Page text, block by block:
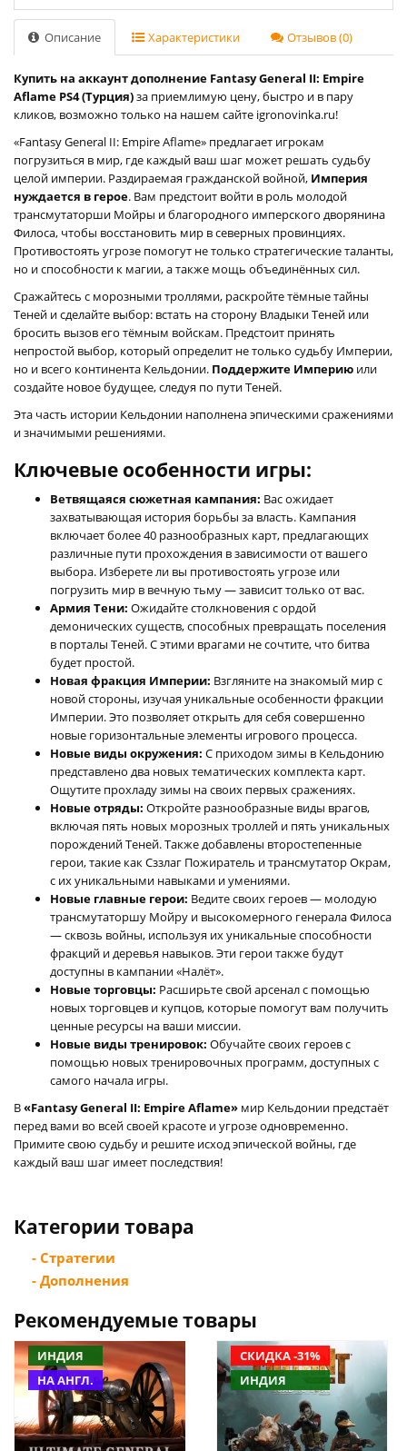
Описание Характеристики Отзывов (0)
Купить на аккаунт дополнение Fantasy General II: Empire
Aflame PS4 (Турция)за приемлимую цену, быстро и в пару
кликов, возможно только на нашем сайте igronovinka.ru!
«Fantasy General II: Empire Aflame» предлагает игрокам
погрузиться в мир, где каждый ваш шаг может решать судьбу
целой империи. Раздираемая гражданской войной, Империя
нуждается в герое. Вам предстоит войти в роль молодой
трансмутаторши Мойры и благородного имперского дворянина
Филоса, чтобы восстановить мир в северных провинциях.
Противостоять угрозе помогут не только стратегические таланты,
но и способности к магии, а также мощь объединённых сил.
Сражайтесь с морозными троллями, раскройте тёмные тайны
Теней и сделайте выбор: встать на сторону Владыки Теней или
бросить вызов его тёмным войскам. Предстоит принять
непростой выбор, который определит не только судьбу Империи,
но и всего континента Кельдонии. Поддержите Империю или
создайте новое будущее, следуя по пути Теней.
Эта часть истории Кельдонии наполнена эпическими сражениями
и значимыми решениями.
Ключевые особенности игры:
Ветвящаяся сюжетная кампания: Вас ожидает
захватывающая история борьбы за власть. Кампания
включает более 40 разнообразных карт, предлагающих
различные пути прохождения в зависимости от вашего
выбора. Изберете ли вы противостоять угрозе или
погрузить мир в вечную тьму — зависит только от вас.
Армия Тени: Ожидайте столкновения с ордой
демонических существ, способных превращать поселения
в порталы Теней. С этими врагами не сочтите, что битва
будет простой.
Новая фракция Империи: Взгляните на знакомый мир с
новой стороны, изучая уникальные особенности фракции
Империи. Это позволяет открыть для себя совершенно
новые горизонтальные элементы игрового процесса.
Новые виды окружения: С приходом зимы в Кельдонию
представлено два новых тематических комплекта карт.
Ощутите прохладу зимы на своих первых сражениях.
Новые отряды: Откройте разнообразные виды врагов,
включая пять новых морозных троллей и пять уникальных
порождений Теней. Также добавлены второстепенные
герои, такие как Сззлаг Пожиратель и трансмутатор Окрам,
с их уникальными навыками и умениями.
Новые главные герои: Ведите своих героев — молодую
трансмутаторшу Мойру и высокомерного генерала Филоса
— сквозь войны, используя их уникальные способности
фракций и деревья навыков. Эти герои также будут
доступны в кампании «Налёт».
Новые торговцы: Расширьте свой арсенал с помощью
новых торговцев и купцов, которые помогут вам получить
ценные ресурсы на ваши миссии.
Новые виды тренировок: Обучайте своих героев с
помощью новых тренировочных программ, доступных с
самого начала игры.
В«Fantasy General II: Empire Aflame» мир Кельдонии предстаёт
перед вами во всей своей красоте и угрозе одновременно.
Примите свою судьбу и решите исход эпической войны, где
каждый ваш шаг имеет последствия!
Категории товара
- Стратегии
- Дополнения
Рекомендуемые товары
ИНДИЯ
НА АНГЛ.
СКИДКА -31%
ИНДИЯ